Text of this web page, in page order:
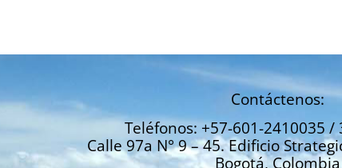
Contáctenos:
Teléfonos: +57-601-2410035 /
Calle 97a N° 9 – 45. Edificio
Bogotá, Colombia